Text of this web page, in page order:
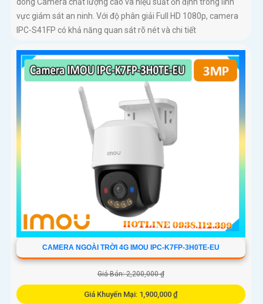
dòng Camera chất lượng cao và hiệu suất ổn định trong lĩnh
vực giám sát an ninh. Với độ phân giải Full HD 1080p, camera
IPC-S41FP có khả năng quan sát rõ nét và chi tiết
CAMERA NGOÀI TRỜI 4G IMOU IPC-K7FP-3H0TE-EU
Giá Bán: 2,200,000 ₫
Giá Khuyến Mại: 1,900,000 ₫